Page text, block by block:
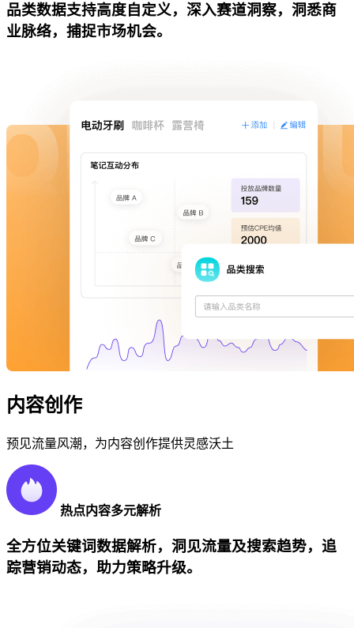
品类数据支持高度自定义，深入赛道洞察，洞悉商
业脉络，捕捉市场机会。
内容创作
预见流量风潮，为内容创作提供灵感沃土
热点内容多元解析
全方位关键词数据解析，洞见流量及搜索趋势，追
踪营销动态，助力策略升级。